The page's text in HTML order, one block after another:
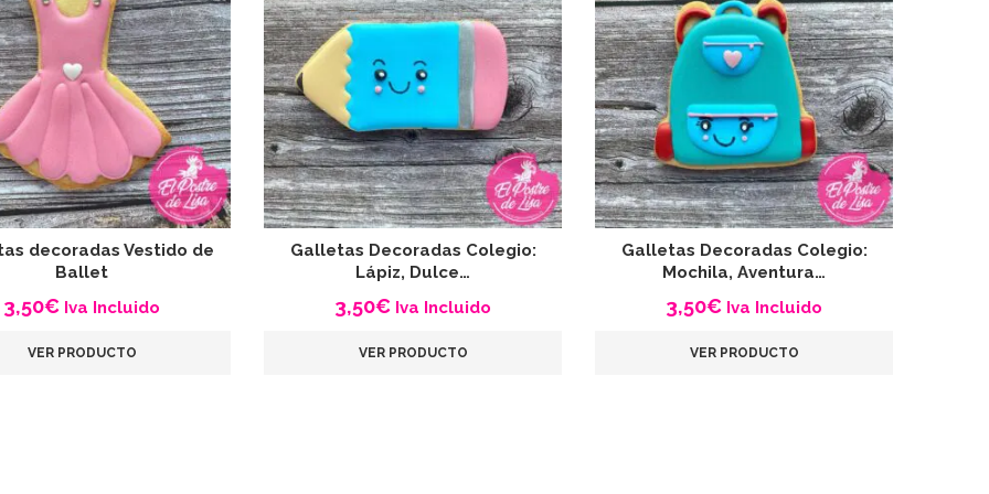
decoradas Vestido de
Ballet
3,50€ Iva Incluido
VER PRODUCTO
Galletas Decoradas Colegio:
Lápiz, Dulce…
3,50€ Iva Incluido
VER PRODUCTO
Galletas Decoradas Colegio:
Mochila, Aventura…
3,50€ Iva Incluido
VER PRODUCTO